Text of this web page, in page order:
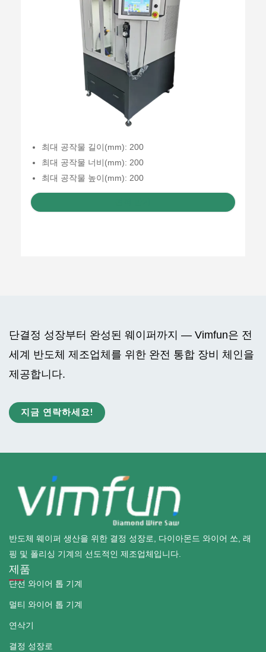
최대 공작물 길이(mm): 200
최대 공작물 너비(mm): 200
최대 공작물 높이(mm): 200
단결정 성장부터 완성된 웨이퍼까지 — Vimfun은 전
세계 반도체 제조업체를 위한 완전 통합 장비 체인을
제공합니다.
지금 연락하세요!
반도체 웨이퍼 생산을 위한 결정 성장로, 다이아몬드 와이어 쏘, 래
핑 및 폴리싱 기계의 선도적인 제조업체입니다.
제품
단선 와이어 톱 기계
멀티 와이어 톱 기계
연삭기
결정 성장로